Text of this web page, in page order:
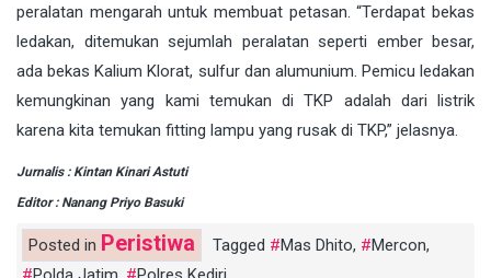
peralatan mengarah untuk membuat petasan. “Terdapat bekas
ledakan, ditemukan sejumlah peralatan seperti ember besar,
ada bekas Kalium Klorat, sulfur dan alumunium. Pemicu ledakan
kemungkinan yang kami temukan di TKP adalah dari listrik
karena kita temukan fitting lampu yang rusak di TKP,” jelasnya.
Jurnalis : Kintan Kinari Astuti
Editor : Nanang Priyo Basuki
Posted in Peristiwa Tagged Mas Dhito, Mercon,